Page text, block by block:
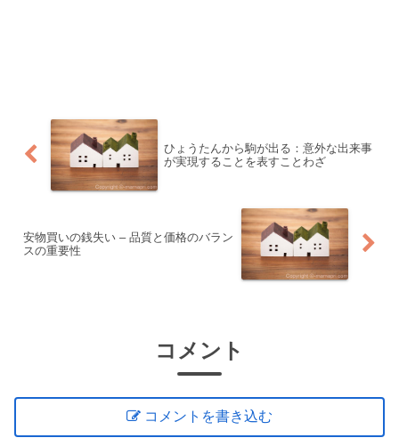
ひょうたんから駒が出る：意外な出来事
が実現することを表すことわざ
安物買いの銭失い – 品質と価格のバラン
スの重要性
コメント
コメントを書き込む